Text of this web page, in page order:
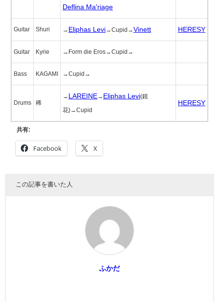
Deflina Ma'riage
Guitar Shuri → Eliphas Levi→Cupid→Vinett HERESY
Guitar Kyrie →Form die Eros→Cupid→
Bass KAGAMI →Cupid→
Drums 稀
→ LAREINE→ Eliphas Levi(鏡
花)→Cupid
HERESY
共有:
Facebook X
この記事を書いた人
ふかだ